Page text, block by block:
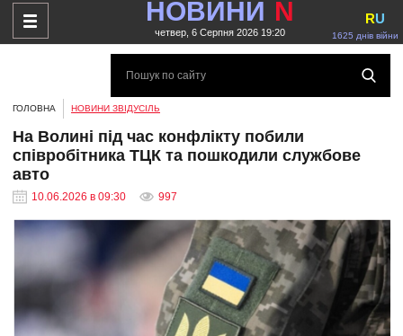
НОВИНИ N
четвер, 6 Серпня 2026 19:20 1625 днів війни
RU
ГОЛОВНА НОВИНИ ЗВІДУСІЛЬ
На Волині під час конфлікту побили
співробітника ТЦК та пошкодили службове
авто
10.06.2026 в 09:30 997